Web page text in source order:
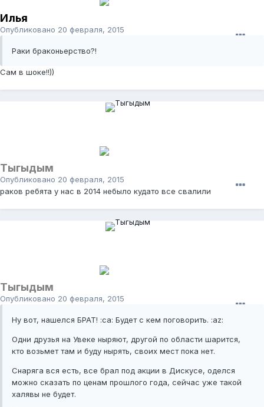
Илья
Опубликовано 20 февраля, 2015
Раки браконьерство?!
Сам в шоке!!))
Тыгыдым
Опубликовано 20 февраля, 2015
раков ребята у нас в 2014 небыло кудато все свалили
Тыгыдым
Опубликовано 20 февраля, 2015
Ну вот, нашелся БРАТ! :ca: Будет с кем поговорить. :az:
Одни друзья на Увеке ныряют, другой по области шарится,
кто возьмет там и буду нырять, своих мест пока нет.
Снаряга вся есть, все брал под акции в Дискусе, оделся
можно сказать по ценам прошлого года, сейчас уже такой
халявы не будет.